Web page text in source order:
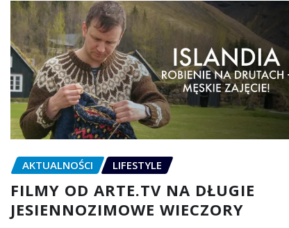
AKTUALNOŚCI LIFESTYLE
FILMY OD ARTE.TV NA DŁUGIE
JESIENNOZIMOWE WIECZORY